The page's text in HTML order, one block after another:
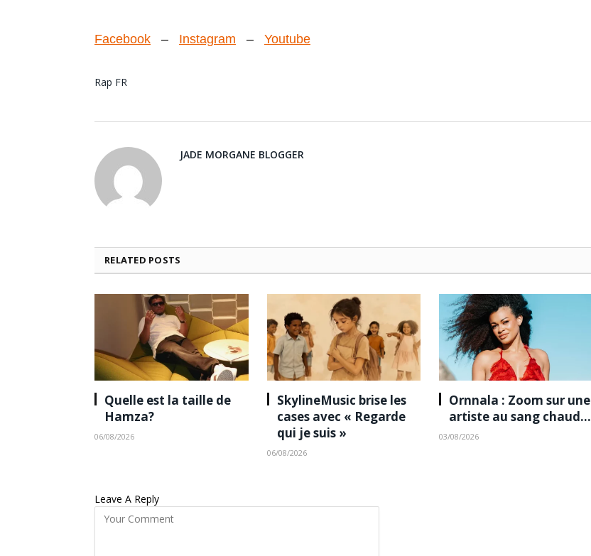
Facebook – Instagram – Youtube
Rap FR
JADE MORGANE BLOGGER
RELATED POSTS
Quelle est la taille de
Hamza?
06/08/2026
SkylineMusic brise les
cases avec « Regarde
qui je suis »
06/08/2026
Ornnala : Zoom sur une
artiste au sang chaud…
03/08/2026
Leave A Reply